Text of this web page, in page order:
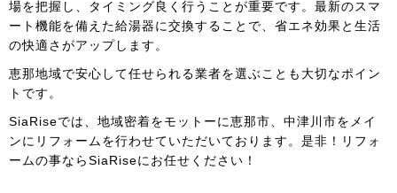
場を把握し、タイミング良く行うことが重要です。最新のスマ
ート機能を備えた給湯器に交換することで、省エネ効果と生活
の快適さがアップします。
恵那地域で安心して任せられる業者を選ぶことも大切なポイン
トです。
SiaRiseでは、地域密着をモットーに恵那市、中津川市をメイ
ンにリフォームを行わせていただいております。是非！リフォ
ームの事ならSiaRiseにお任せください！